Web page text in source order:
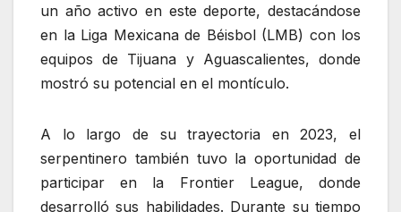
un año activo en este deporte, destacándose
en la Liga Mexicana de Béisbol (LMB) con los
equipos de Tijuana y Aguascalientes, donde
mostró su potencial en el montículo.
A lo largo de su trayectoria en 2023, el
serpentinero también tuvo la oportunidad de
participar en la Frontier League, donde
desarrolló sus habilidades. Durante su tiempo